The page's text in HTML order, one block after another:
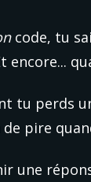
code, tu
encore...
tu perds
pire
une